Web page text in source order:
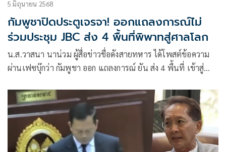
5 มิถุนายน 2568
กัมพูชาปิดประตูเจรจา! ออกแถลงการณ์ไม่
ร่วมประชุม JBC ส่ง 4 พื้นที่พิพาทสู่ศาลโลก
น.ส.วาสนา นาน่วม ผู้สื่อข่าวชื่อดังสายทหาร ได้โพสต์ข้อความ
ผ่านเฟซบุ๊กว่า กัมพูชา ออก แถลงการณ์ ยัน ส่ง 4 พื้นที่ เข้าสู่